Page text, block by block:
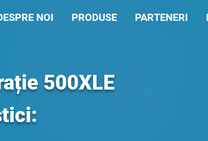
NOI PRODUSE PARTENERI
500XLE